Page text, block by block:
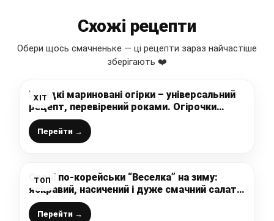
Схожі рецепти
Обери щось смачненьке — ці рецепти зараз найчастіше
зберігають ❤️
ХІТ
Швидкі мариновані огірки – універсальний
рецепт, перевірений роками. Огірочки
завжди вдалі та хрусткі!
Перейти →
ТОП
Овочі по-корейськи “Веселка” на зиму:
яскравий, насичений і дуже смачний салат з
пікантним смаком, взимку така заготовка
порадує Вас за будь-яким столом
Перейти →